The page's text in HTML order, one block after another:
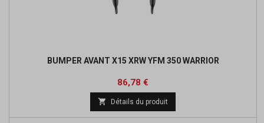
BUMPER AVANT X15 XRW YFM 350 WARRIOR
Prix
86,78 €
base
 Détails du produit